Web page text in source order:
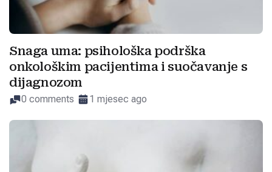
Snaga uma: psihološka podrška
onkološkim pacijentima i suočavanje s
dijagnozom
0 comments 1 mjesec ago